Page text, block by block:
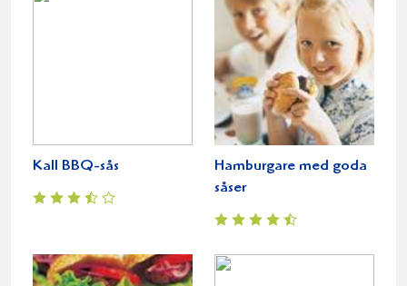
Kall BBQ-sås
Hamburgare med goda
såser